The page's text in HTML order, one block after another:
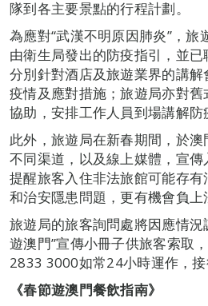
隊到各主要景點的行程計劃。
為應對“武漢不明原因肺炎”，旅
由衛生局發出的防疫指引，並
分別針對酒店及旅遊業界的講
疫情及應對措施；旅遊局亦對
協助，安排工作人員到場講解防
此外，旅遊局在新春期間，於
不同渠道，以及線上媒體，宣傳
提醒旅客入住非法旅館可能存
和治安隱患問題，更有機會負上
旅遊局的旅客詢問處將因應情
遊澳門”宣傳小冊子供旅客索取
2833 3000如常24小時運作，接
《春節遊澳門餐飲指南》